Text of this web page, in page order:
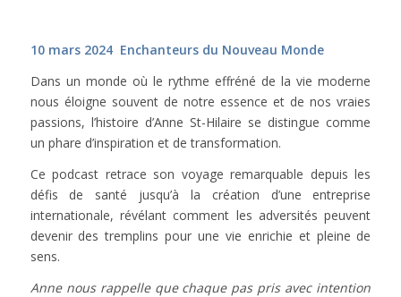
10 mars 2024 Enchanteurs du Nouveau Monde
Dans un monde où le rythme effréné de la vie moderne
nous éloigne souvent de notre essence et de nos vraies
passions, l’histoire d’Anne St-Hilaire se distingue comme
un phare d’inspiration et de transformation.
Ce podcast retrace son voyage remarquable depuis les
défis de santé jusqu’à la création d’une entreprise
internationale, révélant comment les adversités peuvent
devenir des tremplins pour une vie enrichie et pleine de
sens.
Anne nous rappelle que chaque pas pris avec intention